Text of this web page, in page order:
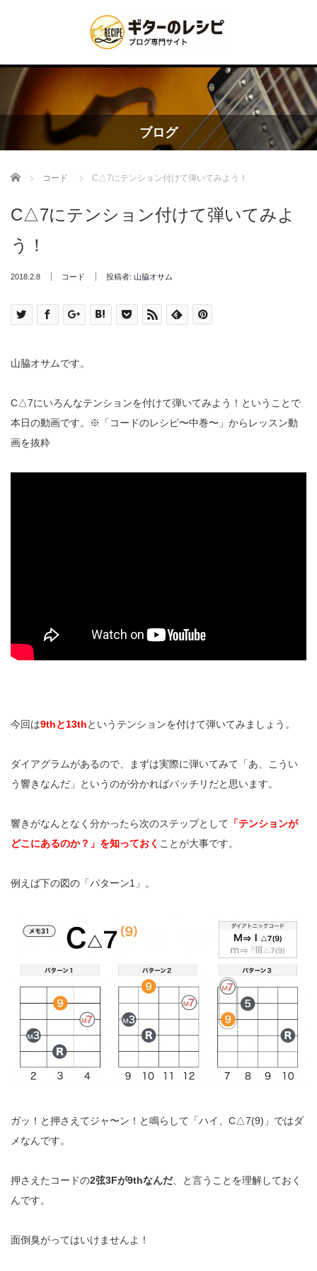
ブログ
Home コード C△7にテンション付けて弾いてみよう！
C△7にテンション付けて弾いてみよ
う！
2018.2.8 コード 投稿者: 山脇オサム
山脇オサムです。
C△7にいろんなテンションを付けて弾いてみよう！ということで
本日の動画です。※「コードのレシピ〜中巻〜」からレッスン動
画を抜粋
今回は9thと13thというテンションを付けて弾いてみましょう。
ダイアグラムがあるので、まずは実際に弾いてみて「あ、こうい
う響きなんだ」というのが分かればバッチリだと思います。
響きがなんとなく分かったら次のステップとして 「テンションが
どこにあるのか？」を知っておく ことが大事です。
例えば下の図の「パターン1」。
ガッ！と押さえてジャ〜ン！と鳴らして「ハイ、C△7(9)」ではダ
メなんです。
押さえたコードの2弦3Fが9thなんだ、と言うことを理解しておく
んです。
面倒臭がってはいけませんよ！